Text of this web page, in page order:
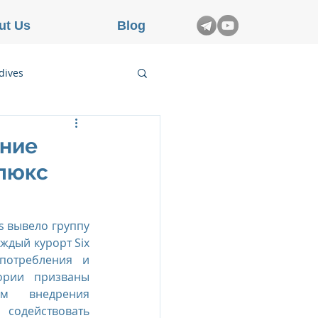
вывело группу
курорт Six
и
призваны
внедрения
Us Blog